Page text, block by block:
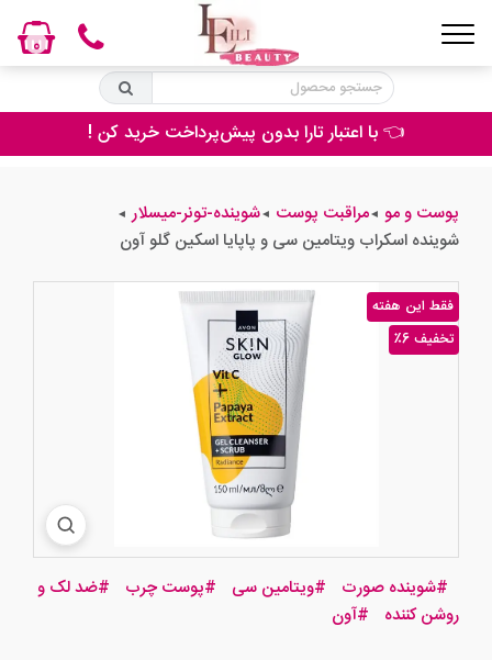
👈 با اعتبار تارا بدون پیش‌پرداخت خرید کن !
0
پوست و مو ◄مراقبت پوست ◄شوینده-تونر-میسلار ◄
شوینده اسکراب ویتامین سی و پاپایا اسکین گلو آون
٪6 تخفیف
فقط این هفته
#شوینده صورت #ویتامین سی #پوست چرب #ضد لک و
روشن کننده
#آون